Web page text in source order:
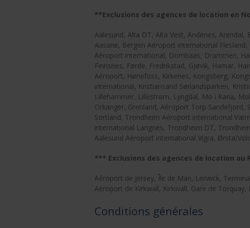
**Exclusions des agences de location en
Aalesund, Alta DT, Alta Vest, Andenes,
Aasane, Bergen Aéroport international
Aéroport international, Dombaas, Drammen,
Finnsnes, Førde, Fredrikstad, Gjøvik, Hamar,
Aéroport, Hønefoss, Kirkenes, Kongsberg,
international, Kristiansand Sørlandsparken,
Lillehammer, Lillestrøm, Lyngdal, Mo i Rana,
Orkanger, Grenland, Aéroport Torp Sandefjord,
Sortland, Trondheim Aéroport international
international Langnes, Trondheim DT,
Aalesund Aéroport international Vigra, Ørsta/
*** Exclusions des agences de location au
Aéroport de Jersey, Île de Man, Lerwick,
Aéroport de Kirkwall, Kirkwall, Gare de Torquay,
Conditions générales